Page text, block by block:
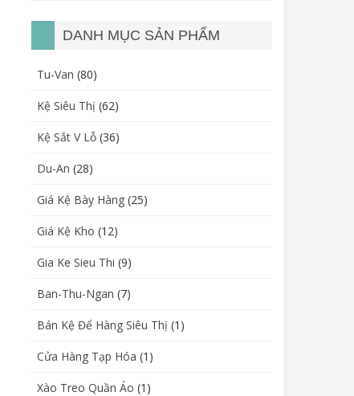
DANH MỤC SẢN PHẨM
Tu-Van (80)
Kệ Siêu Thị (62)
Kệ Sắt V Lỗ (36)
Du-An (28)
Giá Kệ Bày Hàng (25)
Giá Kệ Kho (12)
Gia Ke Sieu Thi (9)
Ban-Thu-Ngan (7)
Bán Kệ Để Hàng Siêu Thị (1)
Cửa Hàng Tạp Hóa (1)
Xào Treo Quần Áo (1)